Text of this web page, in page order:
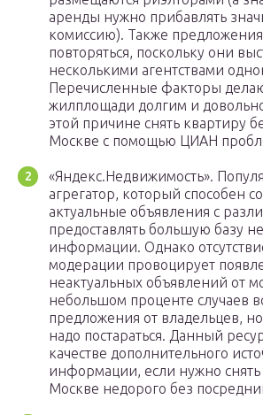
аренды нужно прибавлять
комиссию). Также предложения
повторяться, поскольку они
несколькими агентствами
Перечисленные факторы
жилплощади долгим и
этой причине снять квартиру
Москве с помощью ЦИАН
«Яндекс.Недвижимость».
агрегатор, который способен
актуальные объявления с
предоставлять большую базу
информации. Однако
модерации провоцирует
неактуальных объявлений от
небольшом проценте случаев
предложения от владельцев,
надо постараться. Данный
качестве дополнительного
информации, если нужно снять
Москве недорого без